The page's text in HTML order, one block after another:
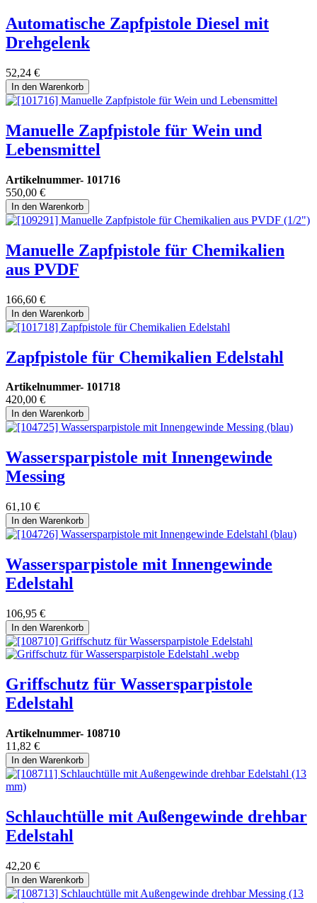
Automatische Zapfpistole Diesel mit
Drehgelenk
52,24 €
In den Warenkorb
Manuelle Zapfpistole für Wein und
Lebensmittel
Artikelnummer- 101716
550,00 €
In den Warenkorb
Manuelle Zapfpistole für Chemikalien
aus PVDF
166,60 €
In den Warenkorb
Zapfpistole für Chemikalien Edelstahl
Artikelnummer- 101718
420,00 €
In den Warenkorb
Wassersparpistole mit Innengewinde
Messing
61,10 €
In den Warenkorb
Wassersparpistole mit Innengewinde
Edelstahl
106,95 €
In den Warenkorb
Griffschutz für Wassersparpistole
Edelstahl
Artikelnummer- 108710
11,82 €
In den Warenkorb
Schlauchtülle mit Außengewinde drehbar
Edelstahl
42,20 €
In den Warenkorb